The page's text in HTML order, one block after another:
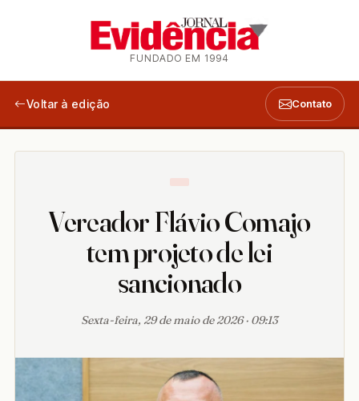
FUNDADO EM 1994
Voltar à edição Contato
Vereador Flávio Comajo
tem projeto de lei
sancionado
Sexta-feira, 29 de maio de 2026 · 09:13